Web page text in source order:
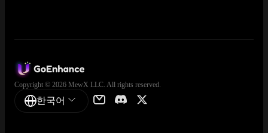
Copyright © 2026 MewX LLC. All rights reserved.
한국어